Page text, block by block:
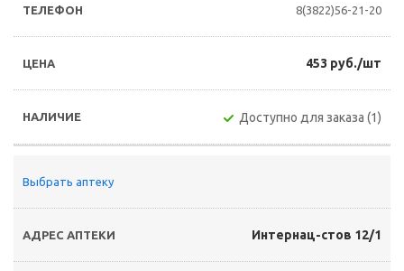
8(3822)56-21-20
453 руб./шт
Доступно для заказа (1)
Выбрать аптеку
Интернац-стов 12/1